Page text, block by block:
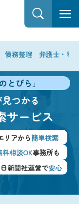
債務整理 弁護士・司
とびら」
つかる
サービス
リアから簡単検索
料相談OK事務所も
新聞社運営で安心